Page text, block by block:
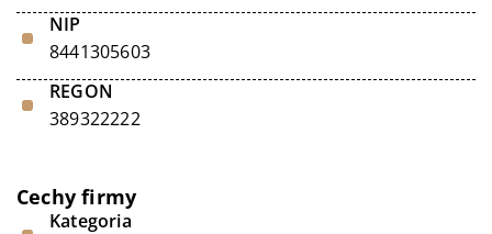
NIP
8441305603
REGON
389322222
Cechy firmy
Kategoria